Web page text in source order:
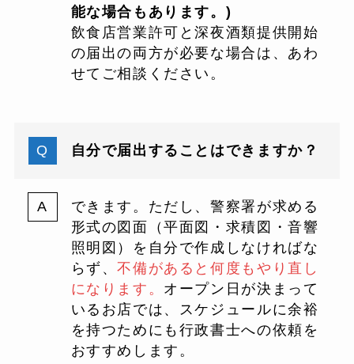
能な場合もあります。)
飲食店営業許可と深夜酒類提供開始
の届出の両方が必要な場合は、あわ
せてご相談ください。
自分で届出することはできますか？
できます。ただし、警察署が求める
形式の図面（平面図・求積図・音響
照明図）を自分で作成しなければな
らず、不備があると何度もやり直し
になります。 オープン日が決まって
いるお店では、スケジュールに余裕
を持つためにも行政書士への依頼を
おすすめします。